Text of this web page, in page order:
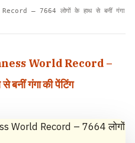
– 7664 लोगों के हाथ से बनीं गंगा
World Record –
बनीं गंगा की पेंटिंग